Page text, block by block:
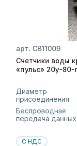
арт. СВ11009
Счетчики воды
«пульс» 20у-80-r
Диаметр
присоединения:
Беспроводная
передача данных:
С НДС